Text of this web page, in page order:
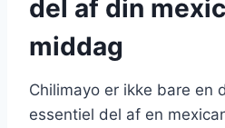
del af din
middag
Chilimayo er ikke bare en
essentiel del af en